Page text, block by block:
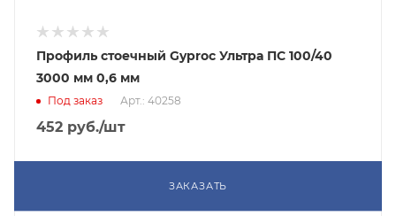
Профиль стоечный Gyproc Ультра ПС 100/40
3000 мм 0,6 мм
Под заказ Арт.: 40258
452 руб./шт
ЗАКАЗАТЬ